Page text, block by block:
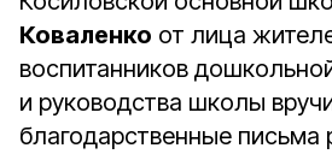
Коваленко от лица
воспитанников
и руководства школы
благодарственные письма